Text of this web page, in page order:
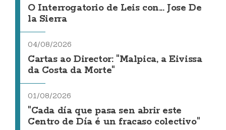
O Interrogatorio de Leis con... Jose De
la Sierra
04/08/2026
Cartas ao Director: "Malpica, a Eivissa
da Costa da Morte"
01/08/2026
"Cada día que pasa sen abrir este
Centro de Día é un fracaso colectivo"